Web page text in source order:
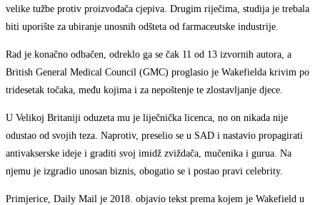
velike tužbe protiv proizvođača cjepiva. Drugim riječima, studija je trebala
biti uporište za ubiranje unosnih odšteta od farmaceutske industrije.
Rad je konačno odbačen, odreklo ga se čak 11 od 13 izvornih autora, a
British General Medical Council (GMC) proglasio je Wakefielda krivim po
tridesetak točaka, među kojima i za nepoštenje te zlostavljanje djece.
U Velikoj Britaniji oduzeta mu je liječnička licenca, no on nikada nije
odustao od svojih teza. Naprotiv, preselio se u SAD i nastavio propagirati
antivakserske ideje i graditi svoj imidž zviždača, mučenika i gurua. Na
njemu je izgradio unosan biznis, obogatio se i postao pravi celebrity.
Primjerice, Daily Mail je 2018. objavio tekst prema kojem je Wakefield u